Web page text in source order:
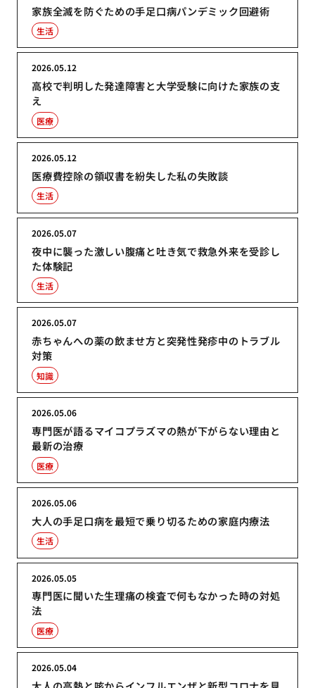
家族全滅を防ぐための手足口病パンデミック回避術
生活
高校で判明した発達障害と大学受験に向けた家族の支
え
2026.05.12
医療
医療費控除の領収書を紛失した私の失敗談
2026.05.12
生活
夜中に襲った激しい腹痛と吐き気で救急外来を受診し
た体験記
2026.05.07
生活
赤ちゃんへの薬の飲ませ方と突発性発疹中のトラブル
対策
2026.05.07
知識
専門医が語るマイコプラズマの熱が下がらない理由と
最新の治療
2026.05.06
医療
大人の手足口病を最短で乗り切るための家庭内療法
2026.05.06
生活
専門医に聞いた生理痛の検査で何もなかった時の対処
法
2026.05.05
医療
2026.05.04